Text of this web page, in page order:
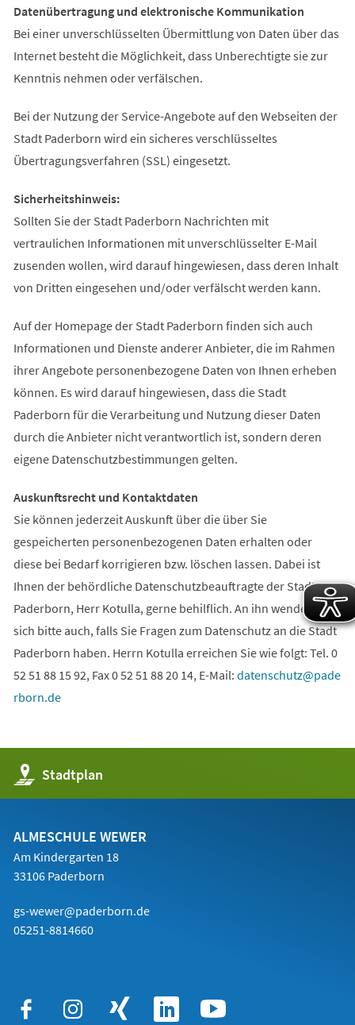
Datenübertragung und elektronische Kommunikation
Bei einer unverschlüsselten Übermittlung von Daten über das
Internet besteht die Möglichkeit, dass Unberechtigte sie zur
Kenntnis nehmen oder verfälschen.
Bei der Nutzung der Service-Angebote auf den Webseiten der
Stadt Paderborn wird ein sicheres verschlüsseltes
Übertragungsverfahren (SSL) eingesetzt.
Sicherheitshinweis:
Sollten Sie der Stadt Paderborn Nachrichten mit
vertraulichen Informationen mit unverschlüsselter E-Mail
zusenden wollen, wird darauf hingewiesen, dass deren Inhalt
von Dritten eingesehen und/oder verfälscht werden kann.
Auf der Homepage der Stadt Paderborn finden sich auch
Informationen und Dienste anderer Anbieter, die im Rahmen
ihrer Angebote personenbezogene Daten von Ihnen erheben
können. Es wird darauf hingewiesen, dass die Stadt
Paderborn für die Verarbeitung und Nutzung dieser Daten
durch die Anbieter nicht verantwortlich ist, sondern deren
eigene Datenschutzbestimmungen gelten.
Auskunftsrecht und Kontaktdaten
Sie können jederzeit Auskunft über die über Sie
gespeicherten personenbezogenen Daten erhalten oder
diese bei Bedarf korrigieren bzw. löschen lassen. Dabei ist
Ihnen der behördliche Datenschutzbeauftragte der Stadt
Paderborn, Herr Kotulla, gerne behilflich. An ihn wenden Sie
sich bitte auch, falls Sie Fragen zum Datenschutz an die Stadt
Paderborn haben. Herrn Kotulla erreichen Sie wie folgt: Tel. 0
52 51 88 15 92, Fax 0 52 51 88 20 14, E-Mail: datenschutz
pade
rborn de
Stadtplan
(Öffnet
in
einem
Tab)
ALMESCHULE WEWER
Am Kindergarten 18
33106 Paderborn
gs-wewer@paderborn.de
05251-8814660